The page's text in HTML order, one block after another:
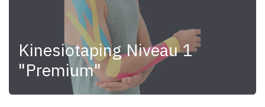
Kinesiotaping Niveau 1
"Premium"